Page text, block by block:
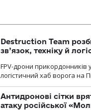
Destruction Team
зв’язок, техніку й
FPV-дрони прикордонників
логістичний хаб ворога на
Антидронові сітки
атаку російської